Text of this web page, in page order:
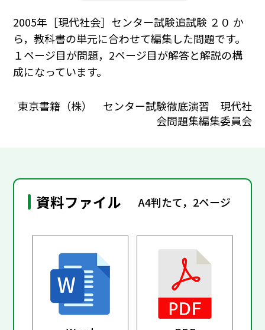
2005年［現代社会］センター試験追試験 ２０ か
ら，教科書の単元に合わせて編集した問題です。
１ページ目が問題，2ページ目が解答と解説の構
成になっています。
東京書籍（株） センター試験徹底演習 現代社
会問題集編集委員会
資料ファイル A4判たて，2ページ